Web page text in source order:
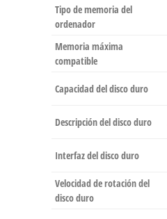
Tipo de memoria del
ordenador
Memoria máxima
compatible
Capacidad del disco duro
Descripción del disco duro
Interfaz del disco duro
Velocidad de rotación del
disco duro